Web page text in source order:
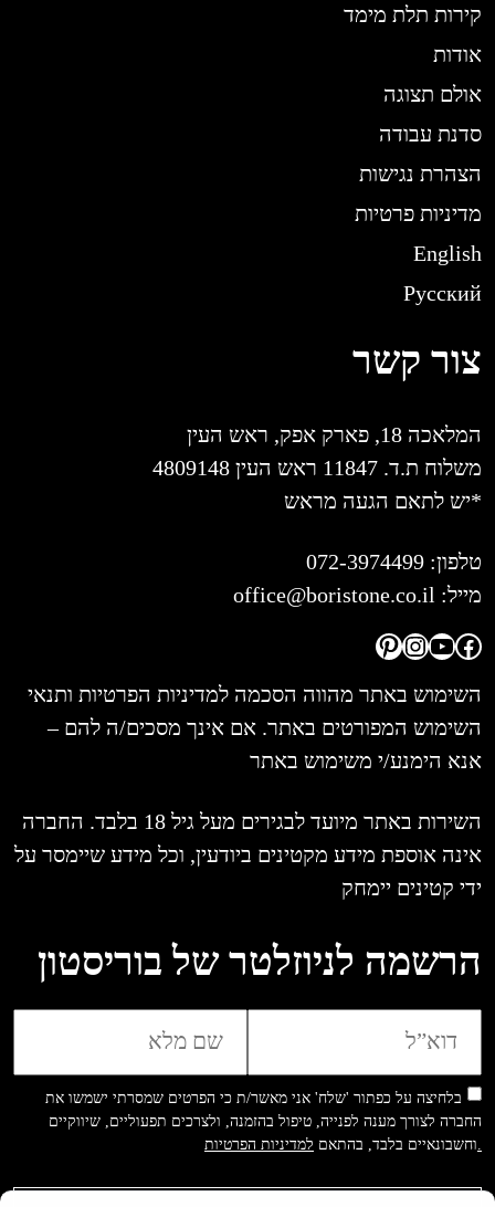
קירות תלת מימד
אודות
אולם תצוגה
סדנת עבודה
הצהרת נגישות
מדיניות פרטיות
English
Русский
צור קשר
המלאכה 18, פארק אפק, ראש העין
משלוח ת.ד. 11847 ראש העין 4809148
*יש לתאם הגעה מראש
טלפון: 072-3974499
מייל: office@boristone.co.il
Facebook
YouTube
Instagram
Pinterest
השימוש באתר מהווה הסכמה למדיניות הפרטיות ותנאי
השימוש המפורטים באתר. אם אינך מסכים/ה להם –
אנא הימנע/י משימוש באתר
השירות באתר מיועד לבגירים מעל גיל 18 בלבד. החברה
אינה אוספת מידע מקטינים ביודעין, וכל מידע שיימסר על
ידי קטינים יימחק
הרשמה לניוזלטר של בוריסטון
בלחיצה על כפתור 'שלח' אני מאשר/ת כי הפרטים שמסרתי ישמשו את
החברה לצורך מענה לפנייה, טיפול בהזמנה, ולצרכים תפעוליים, שיווקיים
וחשבונאיים בלבד, בהתאם